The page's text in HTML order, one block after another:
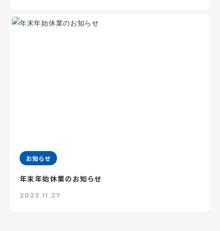
お知らせ
年末年始休業のお知らせ
2023.11.27